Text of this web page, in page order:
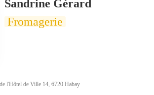
Sandrine Gérard
Fromagerie
l'Hôtel de Ville 14, 6720 Habay